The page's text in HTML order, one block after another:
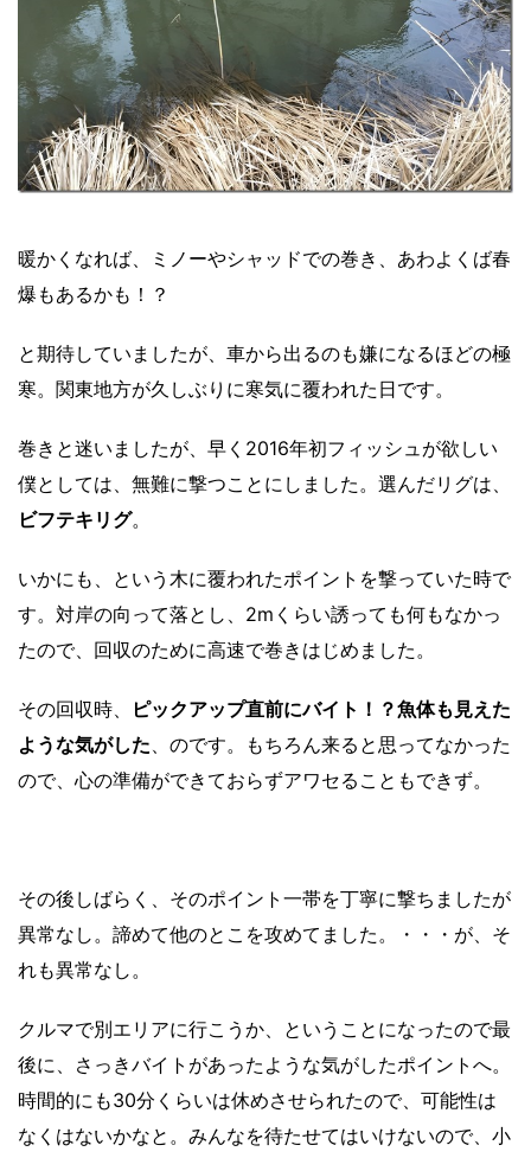
暖かくなれば、ミノーやシャッドでの巻き、あわよくば春
爆もあるかも！？
と期待していましたが、車から出るのも嫌になるほどの極
寒。関東地方が久しぶりに寒気に覆われた日です。
巻きと迷いましたが、早く2016年初フィッシュが欲しい
僕としては、無難に撃つことにしました。選んだリグは、
ビフテキリグ。
いかにも、という木に覆われたポイントを撃っていた時で
す。対岸の向って落とし、2mくらい誘っても何もなかっ
たので、回収のために高速で巻きはじめました。
その回収時、
ピックアップ直前にバイト！？魚体も見えた
ような気がした、のです。もちろん来ると思ってなかった
ので、心の準備ができておらずアワセることもできず。
その後しばらく、そのポイント一帯を丁寧に撃ちましたが
異常なし。諦めて他のとこを攻めてました。・・・が、そ
れも異常なし。
クルマで別エリアに行こうか、ということになったので最
後に、さっきバイトがあったような気がしたポイントへ。
時間的にも30分くらいは休めさせられたので、可能性は
なくはないかなと。みんなを待たせてはいけないので、小